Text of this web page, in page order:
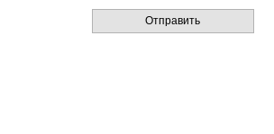
Отправить